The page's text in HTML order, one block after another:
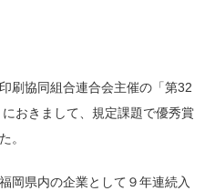
刷協同組合連合会主催の「第32
おきまして、規定課題で優秀賞
。
岡県内の企業として９年連続入